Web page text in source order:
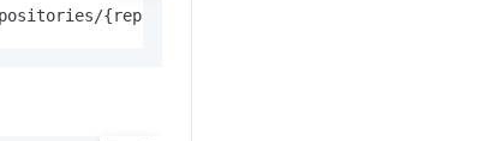
{repoId}/artifacts